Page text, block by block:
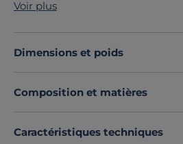
habillage complet.
Disponible dans unelarge
s’accorde à toutes vos envies
Offrez une nouvelle jeunesse à
Camif !
Découvrez toute notre sélection :
Voir plus
Dimensions et poids
Composition et matières
Caractéristiques techniques